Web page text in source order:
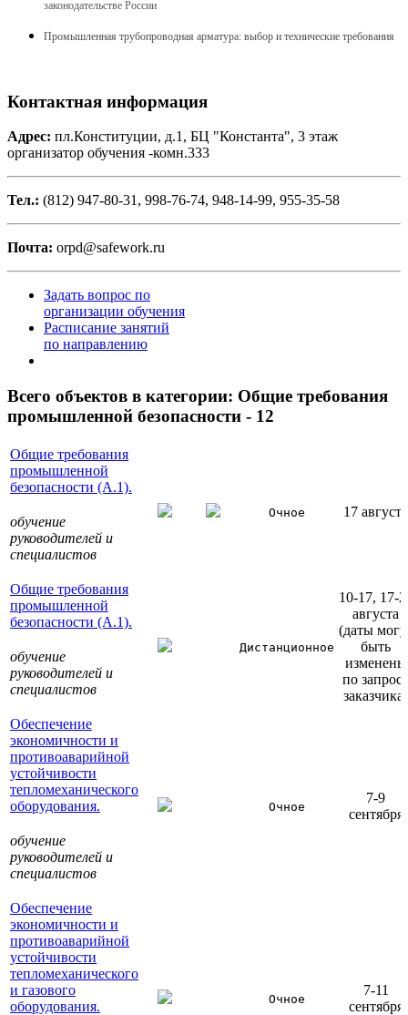
законодательстве России
Промышленная трубопроводная арматура: выбор и технические требования
Контактная информация
Адрес: пл.Конституции, д.1, БЦ "Константа", 3 этаж
организатор обучения -комн.333
Тел.: (812) 947-80-31, 998-76-74, 948-14-99, 955-35-58
Почта: orpd@safework.ru
Задать вопрос по
организации обучения
Расписание занятий
по направлению
Всего объектов в категории: Общие требования
промышленной безопасности - 12
Общие требования
промышленной
безопасности (А.1).
обучение
руководителей и
специалистов
Очное 17 августа
Общие требования
промышленной
безопасности (А.1).
обучение
руководителей и
специалистов
Дистанционное
10-17, 17-
августа
(даты
быть
изменены
по
заказчика)
Обеспечение
экономичности и
противоаварийной
устойчивости
тепломеханического
оборудования.
обучение
руководителей и
специалистов
Очное
7-9
сентября
Обеспечение
экономичности и
противоаварийной
устойчивости
тепломеханического
и газового
оборудования.
Очное
7-11
сентября